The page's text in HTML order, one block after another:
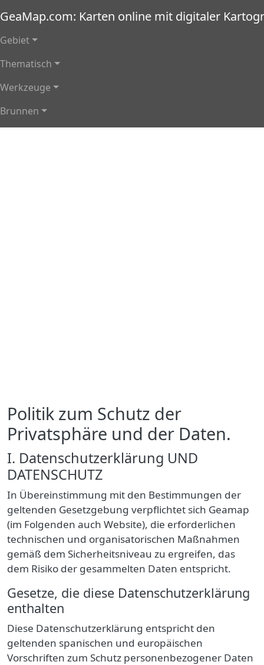
GeaMap.com: Karten online mit digitaler
Hauptnavigation
Gebiet
Thematisch
Werkzeuge
Brunnen
Politik zum Schutz der
Privatsphäre und der Daten.
I. Datenschutzerklärung UND
DATENSCHUTZ
In Übereinstimmung mit den Bestimmungen der
geltenden Gesetzgebung verpflichtet sich Geamap
(im Folgenden auch Website), die erforderlichen
technischen und organisatorischen Maßnahmen
gemäß dem Sicherheitsniveau zu ergreifen, das
dem Risiko der gesammelten Daten entspricht.
Gesetze, die diese Datenschutzerklärung
enthalten
Diese Datenschutzerklärung entspricht den
geltenden spanischen und europäischen
Vorschriften zum Schutz personenbezogener Daten